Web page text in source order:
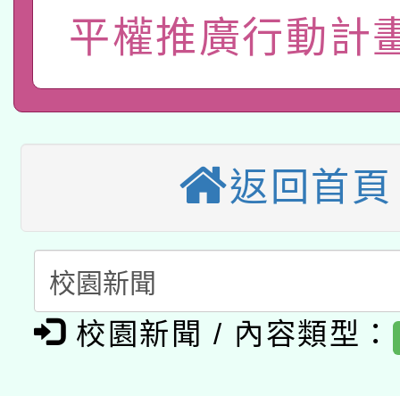
業技術研究院辦理「
115年8月22日(星期六
開 智慧啟航」
2026年桃園地景藝術
本校115學年度第2次
招甄選結果公告(無人
適應運動共學行動站研
本館辦理115年度閱讀
暨閱讀推動專業研習
科技賦能─人工智慧
礎課程
A3數位素養講師名單
「數位內容與教學軟
平權推廣行動計
返回首頁
校園新聞 / 內容類型：